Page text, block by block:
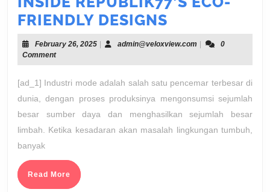
FRIENDLY DESIGNS
GERAKAN
INSIDE
ECO-
February 26, 2025February
2025
| admin@veloxview.com |
0
Comment
[ad_1] Industri mode adalah salah satu pencemar terbesar di
dunia, dengan proses produksinya mengonsumsi sejumlah
besar sumber daya dan menghasilkan sejumlah besar
limbah. Ketika kesadaran akan masalah lingkungan tumbuh,
banyak
Read More Read
More